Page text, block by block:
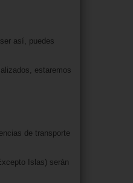
así, puedes
estaremos
de transporte
Islas) serán